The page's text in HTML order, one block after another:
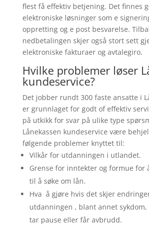
flest få effektiv betjening. Det finnes
elektroniske løsninger som e
oppretting og e post besvarelse.
nedbetalingen skjer også stort sett
elektroniske fakturaer og avtalegiro.
Hvilke problemer løser
kundeservice?
Det jobber rundt 300 faste ansatte i
er grunnlaget for godt of effektiv
på utkikk for svar på ulike type
Lånekassen kundeservice være
følgende problemer knyttet til:
Vilkår for utdanningen i utlandet.
Grense for inntekter og formue for
til å søke om lån.
Hva å gjøre hvis det skjer
utdanningen , blant annet
tar pause eller får avbrudd.